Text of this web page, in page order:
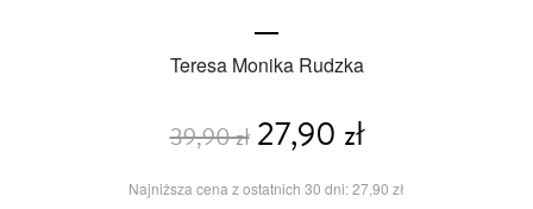
Teresa Monika Rudzka
39,90 zł27,90 zł
Najniższa cena z ostatnich 30 dni: 27,90 zł